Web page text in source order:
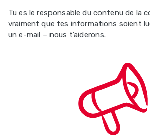
Tu es le responsable du contenu de la
vraiment que tes informations soient
un e-mail – nous t’aiderons.